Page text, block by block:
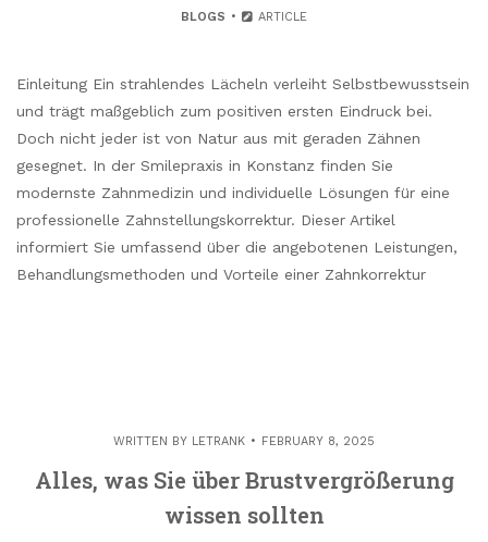
BLOGS ARTICLE
Einleitung Ein strahlendes Lächeln verleiht Selbstbewusstsein
und trägt maßgeblich zum positiven ersten Eindruck bei.
Doch nicht jeder ist von Natur aus mit geraden Zähnen
gesegnet. In der Smilepraxis in Konstanz finden Sie
modernste Zahnmedizin und individuelle Lösungen für eine
professionelle Zahnstellungskorrektur. Dieser Artikel
informiert Sie umfassend über die angebotenen Leistungen,
Behandlungsmethoden und Vorteile einer Zahnkorrektur
WRITTEN BY LETRANK FEBRUARY 8, 2025
Alles, was Sie über Brustvergrößerung
wissen sollten